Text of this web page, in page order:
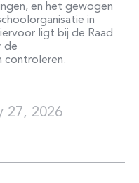
en het gewogen
in
ligt bij de Raad
de
controleren.
27, 2026